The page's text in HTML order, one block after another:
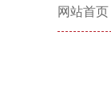
网站首页